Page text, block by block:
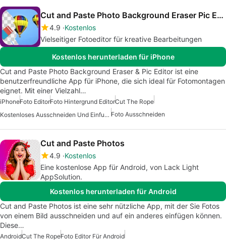
Cut and Paste Photo Background Eraser Pic Editor
4.9 Kostenlos
Vielseitiger Fotoeditor für kreative Bearbeitungen
Kostenlos herunterladen für iPhone
Cut and Paste Photo Background Eraser & Pic Editor ist eine
benutzerfreundliche App für iPhone, die sich ideal für Fotomontagen
eignet. Mit einer Vielzahl…
iPhoneFoto EditorFoto Hintergrund EditorCut The Rope
Kostenloses Ausschneiden Und Einfuegen Foto Ausschneiden
Cut and Paste Photos
4.9 Kostenlos
Eine kostenlose App für Android, von Lack Light
AppSolution.
Kostenlos herunterladen für Android
Cut and Paste Photos ist eine sehr nützliche App, mit der Sie Fotos
von einem Bild ausschneiden und auf ein anderes einfügen können.
Diese…
AndroidCut The RopeFoto Editor Für Android